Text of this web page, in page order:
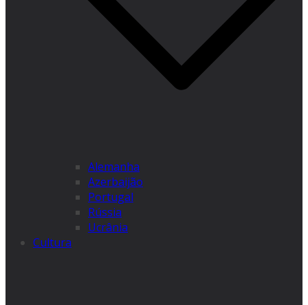
Alemanha
Azerbaijão
Portugal
Rússia
Ucrânia
Cultura